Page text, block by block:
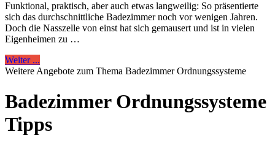
Funktional, praktisch, aber auch etwas langweilig: So präsentierte
sich das durchschnittliche Badezimmer noch vor wenigen Jahren.
Doch die Nasszelle von einst hat sich gemausert und ist in vielen
Eigenheimen zu …
Weiter ...
Weitere Angebote zum Thema Badezimmer Ordnungssysteme
Badezimmer Ordnungssysteme
Tipps